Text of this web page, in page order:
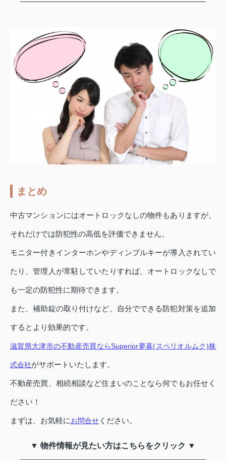
まとめ
中古マンションにはオートロックなしの物件もありますが、
それだけでは防犯性の高低を評価できません。
モニター付きインターホンやディンプルキーが導入されてい
たり、管理人が常駐していたりすれば、オートロックなしで
も一定の防犯性に期待できます。
また、補助錠の取り付けなど、自分でできる防犯対策を追加
するとより効果的です。
滋賀県大津市の不動産売買ならSuperior夢暮(スペリオルムク)株
式会社がサポートいたします。
不動産売買、相続相談など住まいのことなら何でもお任せく
ださい！
まずは、お気軽にお問合せ ください。
▼ 物件情報が見たい方はこちらをクリック ▼